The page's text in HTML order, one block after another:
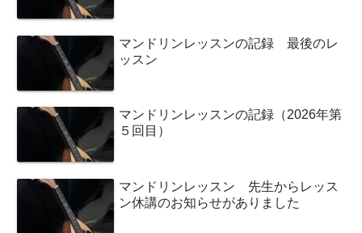
マンドリンレッスンの記録 最後のレ
ッスン
マンドリンレッスンの記録（2026年第
５回目）
マンドリンレッスン 先生からレッス
ン休講のお知らせがありました